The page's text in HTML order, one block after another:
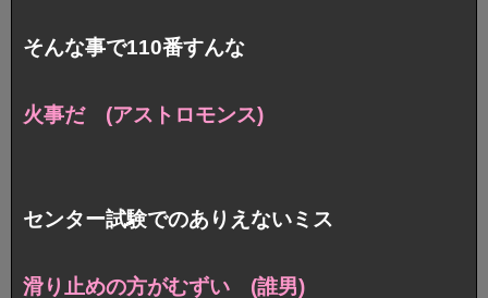
そんな事で110番すんな
火事だ (アストロモンス)
センター試験でのありえないミス
滑り止めの方がむずい (誰男)